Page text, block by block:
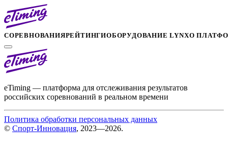
СОРЕВНОВАНИЯРЕЙТИНГИОБОРУДОВАНИЕ LYNXО
eTiming — платформа для отслеживания результатов
российских соревнований в реальном времени
Политика обработки персональных данных
© Спорт-Инновация, 2023—2026.